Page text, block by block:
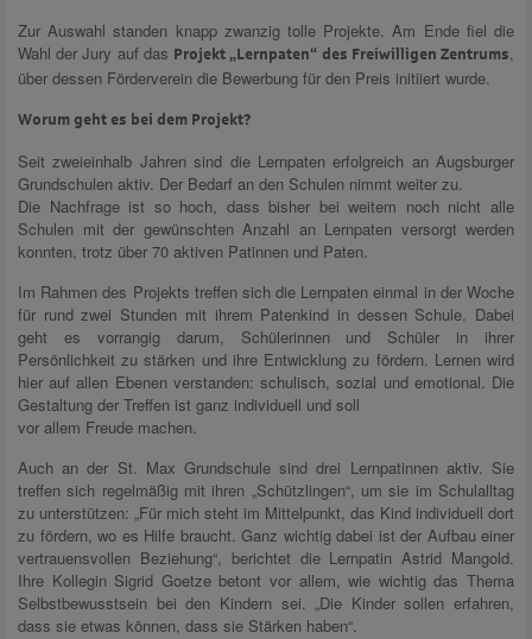
Zur Auswahl standen knapp zwanzig tolle Projekte. Am Ende fiel die
Wahl der Jury auf das Projekt „Lernpaten“ des Freiwilligen Zentrums,
über dessen Förderverein die Bewerbung für den Preis initiiert wurde.
Worum geht es bei dem Projekt?
Seit zweieinhalb Jahren sind die Lernpaten erfolgreich an Augsburger
Grundschulen aktiv. Der Bedarf an den Schulen nimmt weiter zu.
Die Nachfrage ist so hoch, dass bisher bei weitem noch nicht alle
Schulen mit der gewünschten Anzahl an Lernpaten versorgt werden
konnten, trotz über 70 aktiven Patinnen und Paten.
Im Rahmen des Projekts treffen sich die Lernpaten einmal in der Woche
für rund zwei Stunden mit ihrem Patenkind in dessen Schule. Dabei
geht es vorrangig darum, Schülerinnen und Schüler in ihrer
Persönlichkeit zu stärken und ihre Entwicklung zu fördern. Lernen wird
hier auf allen Ebenen verstanden: schulisch, sozial und emotional. Die
Gestaltung der Treffen ist ganz individuell und soll
vor allem Freude machen.
Auch an der St. Max Grundschule sind drei Lernpatinnen aktiv. Sie
treffen sich regelmäßig mit ihren „Schützlingen“, um sie im Schulalltag
zu unterstützen: „Für mich steht im Mittelpunkt, das Kind individuell dort
zu fördern, wo es Hilfe braucht. Ganz wichtig dabei ist der Aufbau einer
vertrauensvollen Beziehung“, berichtet die Lernpatin Astrid Mangold.
Ihre Kollegin Sigrid Goetze betont vor allem, wie wichtig das Thema
Selbstbewusstsein bei den Kindern sei. „Die Kinder sollen erfahren,
dass sie etwas können, dass sie Stärken haben“.